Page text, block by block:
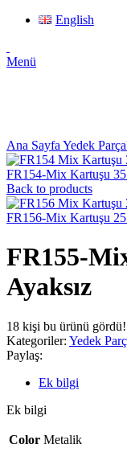
English
Menü
Ana Sayfa Yedek
FR154-Mix Kartuşu
Back to products
FR156-Mix Kartuşu
FR155-
Ayaksız
18 kişi bu ürünü gördü!
Kategoriler: Yedek
Paylaş:
Ek bilgi
Ek bilgi
Color Metalik